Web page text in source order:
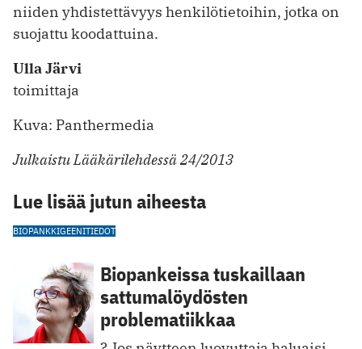
niiden yhdistettävyys henkilötietoihin, jotka on
suojattu koodattuina.
Ulla Järvi
toimittaja
Kuva: Panthermedia
Julkaistu Lääkärilehdessä 24/2013
Lue lisää jutun aiheesta
BIOPANKKIGEENITIEDOT
Biopankeissa tuskaillaan
sattumalöydösten
problematiikkaa